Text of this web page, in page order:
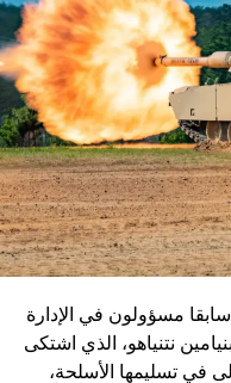
مسؤولون في الإدارة
نتنياهو، الذي اشتكى
في تسليمها الأسلحة،